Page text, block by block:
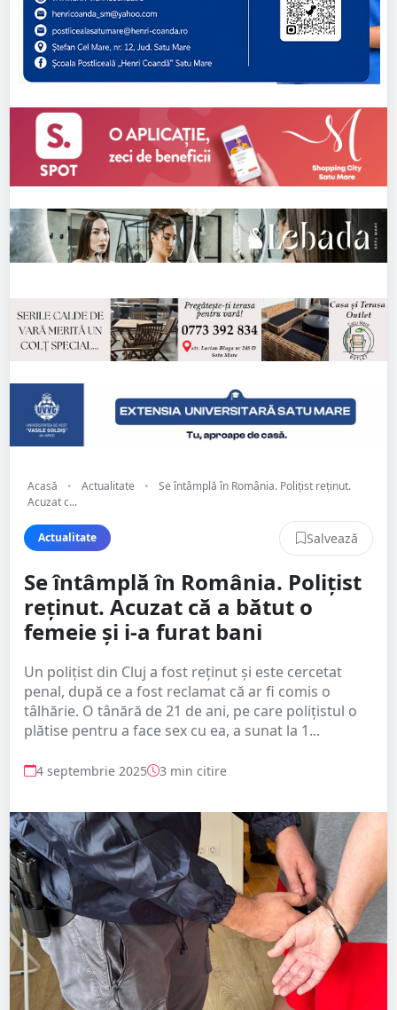
Acasă • Actualitate •
Se întâmplă în România. Polițist reținut.
Acuzat c...
Actualitate Salvează
Se întâmplă în România. Polițist
reținut. Acuzat că a bătut o
femeie și i-a furat bani
Un poliţist din Cluj a fost reţinut şi este cercetat
penal, după ce a fost reclamat că ar fi comis o
tâlhărie. O tânără de 21 de ani, pe care poliţistul o
plătise pentru a face sex cu ea, a sunat la 1...
4 septembrie 2025 3 min citire